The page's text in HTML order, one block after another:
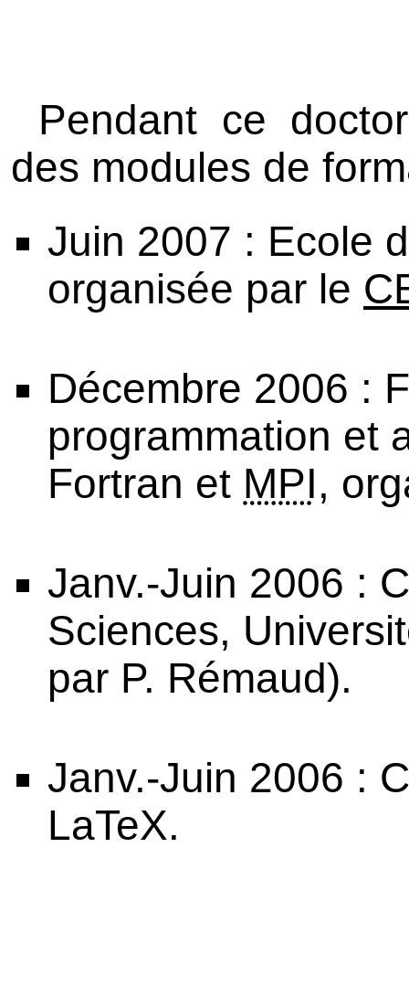
Pendant ce
des modules de
Juin 2007 : Ecole
organisée par le
Décembre 2006 :
programmation et
Fortran et MPI,
Janv.-Juin 2006 :
Sciences,
par P. Rémaud).
Janv.-Juin 2006 :
LaTeX.